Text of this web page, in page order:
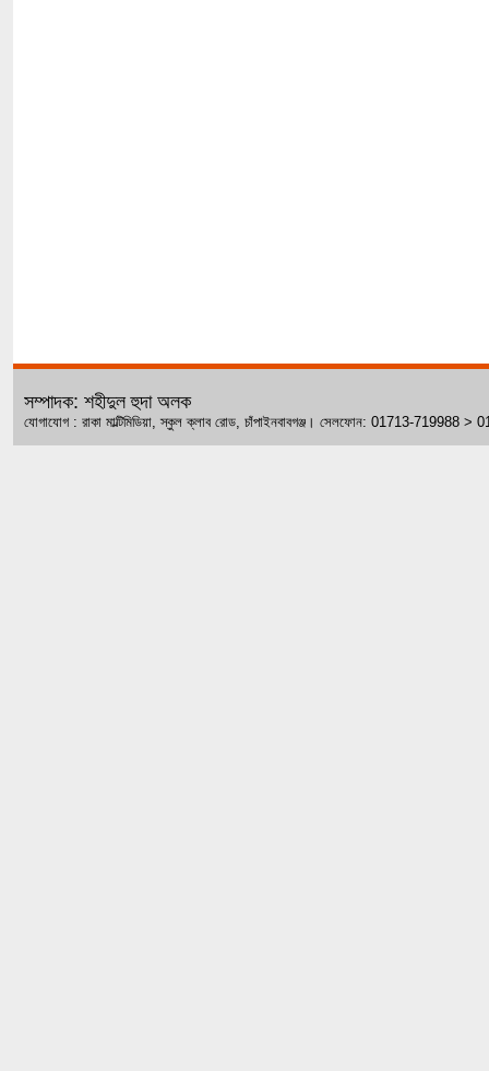
সম্পাদক: শহীদুল হুদা অলক
যোগাযোগ : রাকা মাল্টিমিডিয়া, স্কুল ক্লাব রোড, চাঁপাইনবাবগঞ্জ। সেলফোন: 01713-